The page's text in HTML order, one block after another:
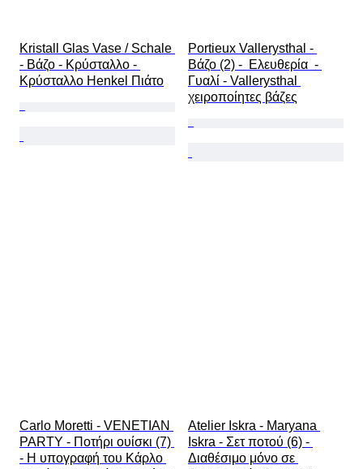
Kristall Glas Vase / Schale
- Βάζο - Κρύσταλλο -
Κρύσταλλο Henkel Πιάτο
Portieux Vallerysthal -
Βάζο (2) -  Ελευθερία  -
Γυαλί - Vallerysthal
χειροποίητες βάζες
Carlo Moretti - VENETIAN
PARTY - Ποτήρι ουίσκι (7)
- Η υπογραφή του Κάρλο
Atelier Iskra - Maryana
Iskra - Σετ ποτού (6) -
Διαθέσιμο μόνο σε